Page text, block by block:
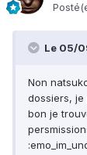
Le 05/
Non
dossiers,
bon je